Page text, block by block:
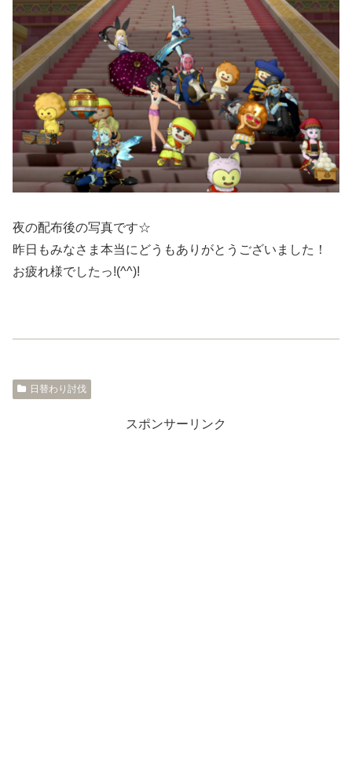
夜の配布後の写真です☆
昨日もみなさま本当にどうもありがとうございました！
お疲れ様でしたっ!(^^)!
日替わり討伐
スポンサーリンク